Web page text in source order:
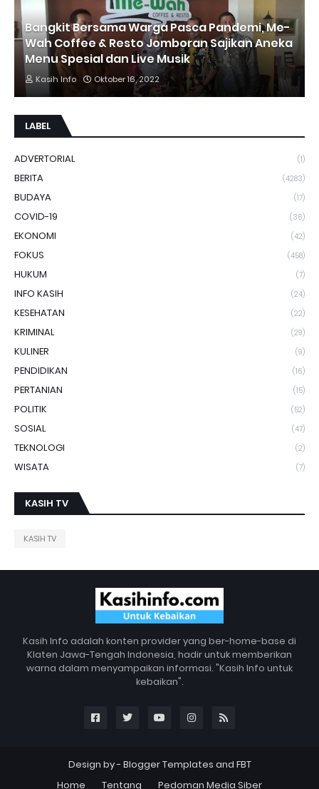
Bangkit Bersama Warga Pasca Pandemi, Me-
Wah Coffee & Resto Jomboran Sajikan Aneka
Menu Spesial dan Live Musik
Kasih Info Oktober 16, 2022
LABEL
ADVERTORIAL (1)
BERITA (4283)
BUDAYA (17)
COVID-19 (36)
EKONOMI (42)
FOKUS (458)
HUKUM (7)
INFO KASIH (24)
KESEHATAN (22)
KRIMINAL (29)
KULINER (9)
PENDIDIKAN (16)
PERTANIAN (15)
POLITIK (52)
SOSIAL (47)
TEKNOLOGI (2)
WISATA (7)
KASIH TV
KASIH TV
Kasih Info adalah konten provider yang ber-home-base di
Klaten Jawa-Tengah Indonesia, hadir untuk memberikan
warna dalam menyampaikan informasi. "Kasih Info untuk
kebaikan".
Design by - Blogger Templates and FBT
Home
Tentang Pedoman Media Siber